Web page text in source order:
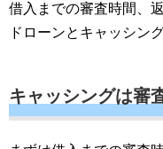
借入までの審査時間、
ドローンとキャッシン
キャッシングは審